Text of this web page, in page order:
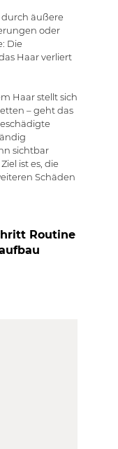
äußere
oder
Die
Haar verliert
Haar stellt sich
– geht das
sichtbar
ist es, die
Schäden
Routine